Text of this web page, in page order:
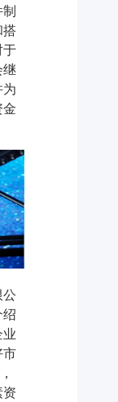
于
继
市